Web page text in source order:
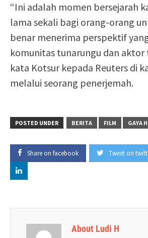
“Ini adalah momen bersejarah
lama sekali bagi orang-orang
benar menerima perspektif
komunitas tunarungu dan aktor
kata Kotsur kepada Reuters di
melalui seorang penerjemah.
POSTED UNDER BERITA FILM GAYA
Share on facebook Tweet on
About Ludi H